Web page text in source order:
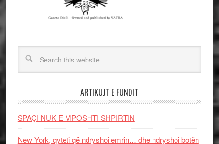
ARTIKUJT E FUNDIT
SPAÇI NUK E MPOSHTI SHPIRTIN
New York, qyteti që ndryshoi emrin… dhe ndryshoi botën